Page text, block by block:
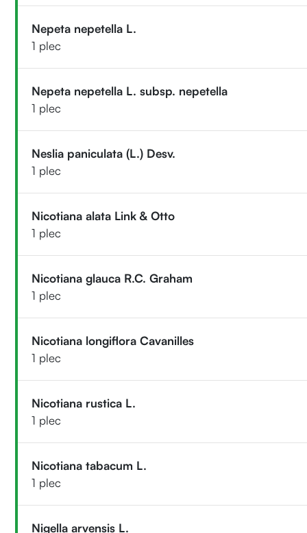
Nepeta nepetella L.
1 plec
Nepeta nepetella L. subsp. nepetella
1 plec
Neslia paniculata (L.) Desv.
1 plec
Nicotiana alata Link & Otto
1 plec
Nicotiana glauca R.C. Graham
1 plec
Nicotiana longiflora Cavanilles
1 plec
Nicotiana rustica L.
1 plec
Nicotiana tabacum L.
1 plec
Nigella arvensis L.